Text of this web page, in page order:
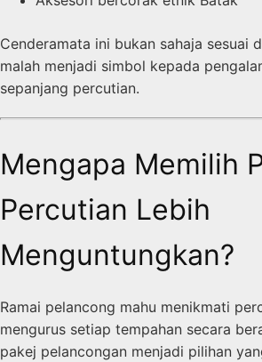
Cenderamata ini bukan sahaja sesuai
malah menjadi simbol kepada
sepanjang percutian.
Mengapa Memilih
Percutian Lebih
Menguntungkan?
Ramai pelancong mahu menikmati
mengurus setiap tempahan secara
pakej pelancongan menjadi pilihan